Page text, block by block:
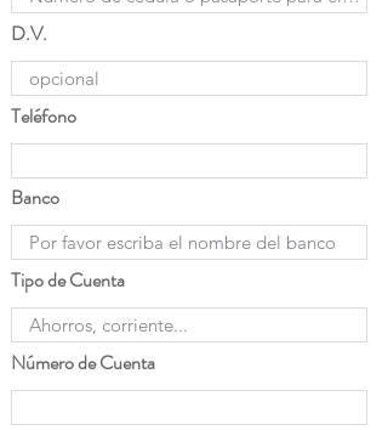
D.V.
Teléfono
Banco
Tipo de Cuenta
Número de Cuenta